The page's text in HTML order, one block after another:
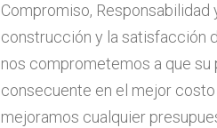
Compromiso,
construcción y la satisfacción
nos comprometemos a que
consecuente en el mejor
mejoramos cualquier